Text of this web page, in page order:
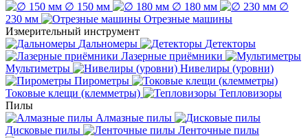
∅ 150 мм
∅ 180 мм
∅
230 мм
Отрезные машины
Измерительный инструмент
Дальномеры
Детекторы
Лазерные приёмники
Мультиметры
Нивелиры (уровни)
Пирометры
Токовые клещи (клемметры)
Тепловизоры
Пилы
Алмазные пилы
Дисковые пилы
Ленточные пилы